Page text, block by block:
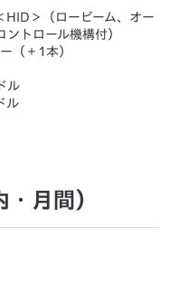
HID＞（ロービーム、オー
ントロール機構付）
（＋1本）
ル
ル
月間）